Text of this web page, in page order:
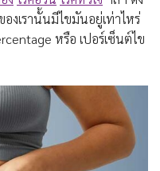
องเรานั้นมีไขมันอยู่เท่าไหร่
หรือ เปอร์เซ็นต์ไข